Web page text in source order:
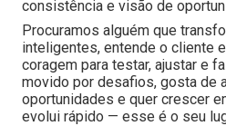
consistência e visão de
Procuramos alguém que
inteligentes, entende o cliente
coragem para testar, ajustar e
movido por desafios, gosta de
oportunidades e quer crescer
evolui rápido — esse é o seu